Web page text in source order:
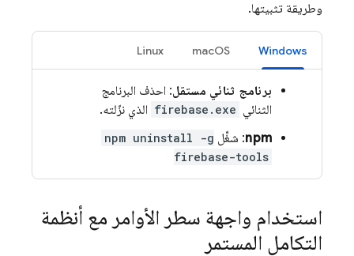
وطريقة تثبيتها.
Windows
‫macOS
Linux
برنامج ثنائي مستقل: احذف البرنامج
الثنائي firebase.exe الذي نزّلته.
npm: شغِّل npm uninstall -g
firebase-tools
استخدام واجهة سطر الأوامر مع أنظمة
التكامل المستمر